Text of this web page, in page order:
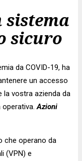
sicuro
da COVID-19, ha
un accesso
la vostra azienda da
Azioni
che operano da
(VPN) e